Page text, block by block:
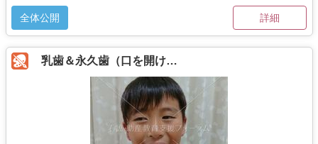
詳細
全体公開
乳歯＆永久歯（口を開け…